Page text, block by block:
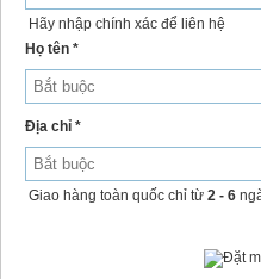
Hãy nhập chính xác để liên hệ
Họ tên *
Địa chỉ *
Giao hàng toàn quốc chỉ từ 2 - 6